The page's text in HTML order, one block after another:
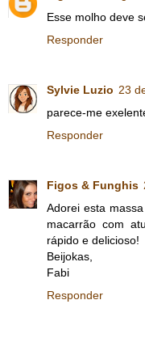
Esse molho deve
Responder
Sylvie Luzio 23
parece-me
Responder
Figos & Funghis
Adorei esta
macarrão com
rápido e delicioso!
Beijokas,
Fabi
Responder